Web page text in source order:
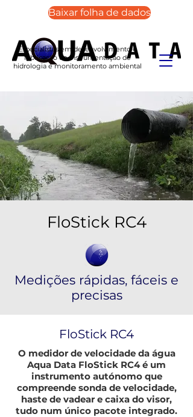
Especialistas em desenvolvimento e
fabricação de instrumentação de
hidrologia e monitoramento ambiental
Baixar folha de dados
FloStick RC4
Medições rápidas, fáceis e
precisas
FloStick RC4
O medidor de velocidade da água
Aqua Data FloStick RC4 é um
instrumento autónomo que
compreende sonda de velocidade,
haste de vadear e caixa do visor,
tudo num único pacote integrado.